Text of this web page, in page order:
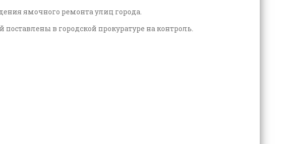
ямочного ремонта улиц города.
в городской прокуратуре на контроль.